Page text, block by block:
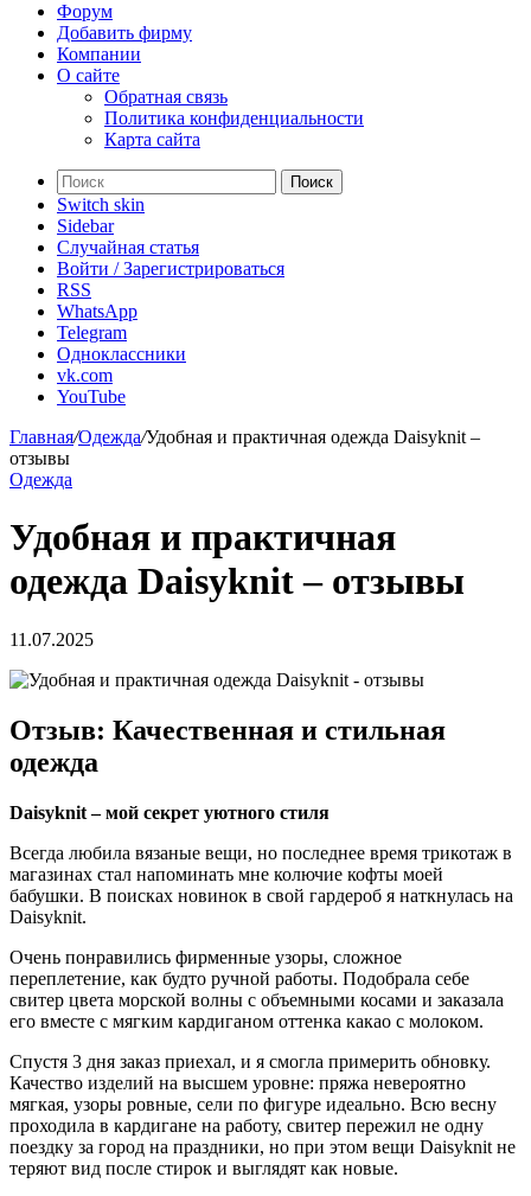
Форум
Добавить фирму
Компании
О сайте
Обратная связь
Политика конфиденциальности
Карта сайта
Поиск
Switch skin
Sidebar
Случайная статья
Войти / Зарегистрироваться
RSS
WhatsApp
Telegram
Одноклассники
vk.com
YouTube
Главная/Одежда/Удобная и практичная одежда Daisyknit –
отзывы
Одежда
Удобная и практичная
одежда Daisyknit – отзывы
11.07.2025
Отзыв: Качественная и стильная
одежда
Daisyknit– мой секрет уютного стиля
Всегда любила вязаные вещи, но последнее время трикотаж в
магазинах стал напоминать мне колючие кофты моей
бабушки. В поисках новинок в свой гардероб я наткнулась на
Daisyknit.
Очень понравились фирменные узоры, сложное
переплетение, как будто ручной работы. Подобрала себе
свитер цвета морской волны с объемными косами и заказала
его вместе с мягким кардиганом оттенка какао с молоком.
Спустя 3 дня заказ приехал, и я смогла примерить обновку.
Качество изделий на высшем уровне: пряжа невероятно
мягкая, узоры ровные, сели по фигуре идеально. Всю весну
проходила в кардигане на работу, свитер пережил не одну
поездку за город на праздники, но при этом вещи Daisyknit не
теряют вид после стирок и выглядят как новые.